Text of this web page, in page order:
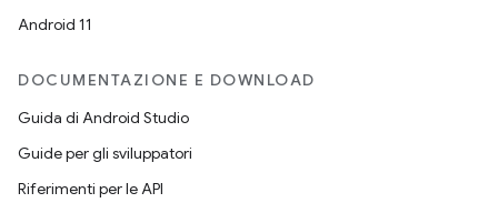
Android 11
DOCUMENTAZIONE E DOWNLOAD
Guida di Android Studio
Guide per gli sviluppatori
Riferimenti per le API